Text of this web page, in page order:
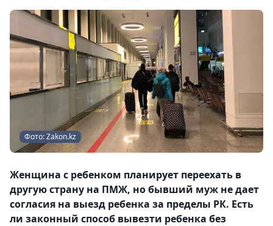
Фото: Zakon.kz
Женщина с ребенком планирует переехать в
другую страну на ПМЖ, но бывший муж не дает
согласия на выезд ребенка за пределы РК. Есть
ли законный способ вывезти ребенка без